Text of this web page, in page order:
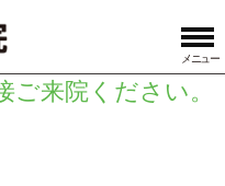
メニュー
ご来院ください。